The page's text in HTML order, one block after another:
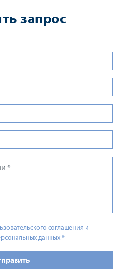
запрос
соглашения и
данных*